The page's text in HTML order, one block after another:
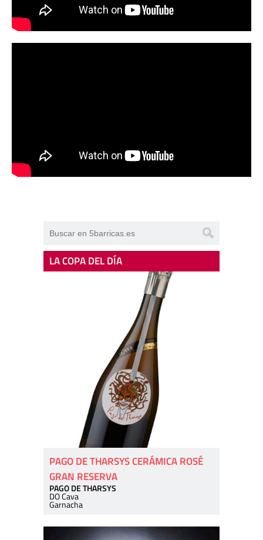
LA COPA DEL DÍA
PAGO DE THARSYS CERÁMICA ROSÉ
GRAN RESERVA
PAGO DE THARSYS
DO Cava
Garnacha